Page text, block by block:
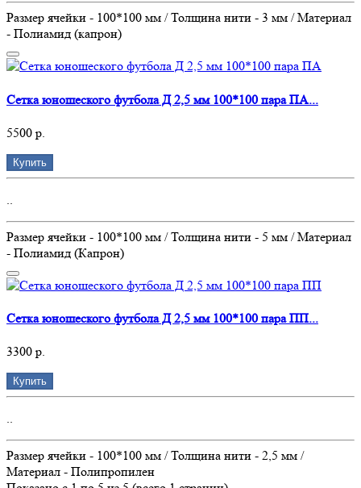
Размер ячейки - 100*100 мм / Толщина нити - 3 мм / Материал
- Полиамид (капрон)
Сетка юношеского футбола Д 2,5 мм 100*100 пара ПА...
5500 р.
Купить
..
Размер ячейки - 100*100 мм / Толщина нити - 5 мм / Материал
- Полиамид (Капрон)
Сетка юношеского футбола Д 2,5 мм 100*100 пара ПП...
3300 р.
Купить
..
Размер ячейки - 100*100 мм / Толщина нити - 2,5 мм /
Материал - Полипропилен